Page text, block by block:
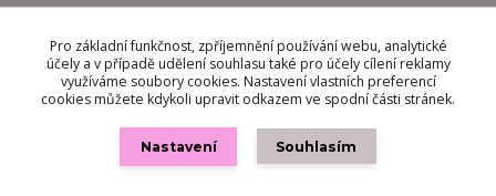
bilek.petr@skloproradost.cz
Pro základní funkčnost, zpříjemnění používání webu, analytické
účely a v případě udělení souhlasu také pro účely cílení reklamy
využíváme soubory cookies. Nastavení vlastních preferencí
cookies můžete kdykoli upravit odkazem ve spodní části stránek.
Nastavení Souhlasím